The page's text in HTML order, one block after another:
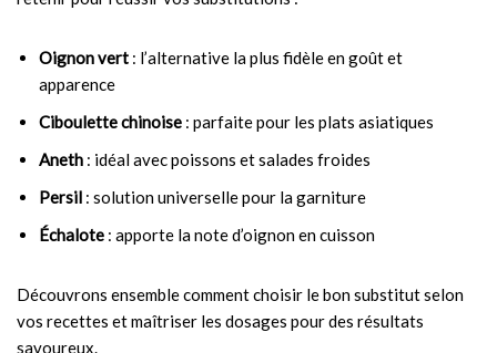
Oignon vert : l’alternative la plus fidèle en goût et
apparence
Ciboulette chinoise : parfaite pour les plats asiatiques
Aneth : idéal avec poissons et salades froides
Persil : solution universelle pour la garniture
Échalote : apporte la note d’oignon en cuisson
Découvrons ensemble comment choisir le bon substitut selon
vos recettes et maîtriser les dosages pour des résultats
savoureux.